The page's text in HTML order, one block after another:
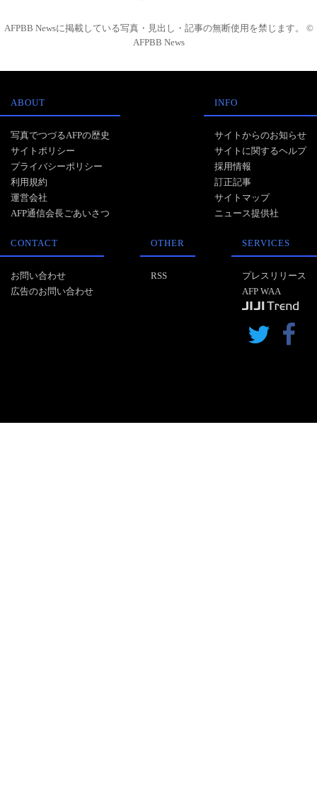
AFPBB Newsに掲載している写真・見出し・記事の無断使用を禁じます。 ©
AFPBB News
ABOUT
写真でつづるAFPの歴史
サイトポリシー
プライバシーポリシー
利用規約
運営会社
AFP通信会長ごあいさつ
INFO
サイトからのお知らせ
サイトに関するヘルプ
採用情報
訂正記事
サイトマップ
ニュース提供社
CONTACT
お問い合わせ
広告のお問い合わせ
OTHER
RSS
SERVICES
プレスリリース
AFP WAA